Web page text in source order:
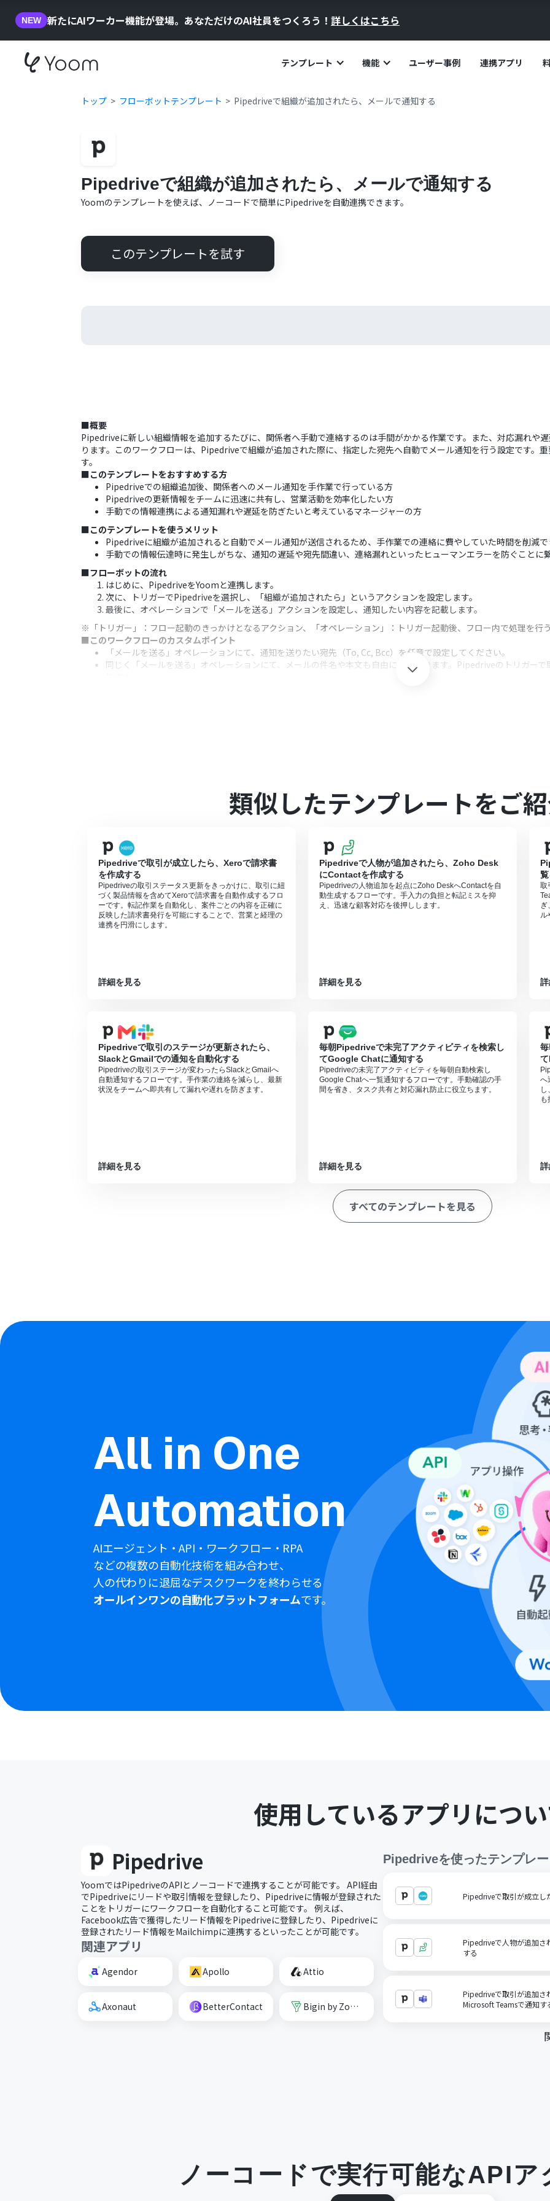
NEW 新たにAIワーカー機能が登場。あなただけのAI社員をつくろう！ 詳しくはこちら
テンプレート 機能 ユーザー事例 連携アプリ
トップ フローボットテンプレート Pipedriveで組織が追加されたら、メールで通知する
Pipedriveで組織が追加されたら、メールで通知する
Yoomのテンプレートを使えば、ノーコードで簡単にPipedriveを自動連携できます。
このテンプレートを試す
■概要
Pipedriveに新しい組織情報を追加するたびに、関係者へ手動で連絡するのは手間がかかる作業です。また、対応漏れや
ります。このワークフローは、Pipedriveで組織が追加された際に、指定した宛先へ自動でメール通知を行う設定です。
す。
■このテンプレートをおすすめする方
Pipedriveでの組織追加後、関係者へのメール通知を手作業で行っている方
Pipedriveの更新情報をチームに迅速に共有し、営業活動を効率化したい方
手動での情報連携による通知漏れや遅延を防ぎたいと考えているマネージャーの方
■このテンプレートを使うメリット
Pipedriveに組織が追加されると自動でメール通知が送信されるため、手作業での連絡に費やしていた時間を削減
手動での情報伝達時に発生しがちな、通知の遅延や宛先間違い、連絡漏れといったヒューマンエラーを防ぐことに
■フローボットの流れ
はじめに、PipedriveをYoomと連携します。
次に、トリガーでPipedriveを選択し、「組織が追加されたら」というアクションを設定します。
最後に、オペレーションで「メールを送る」アクションを設定し、通知したい内容を記載します。
※「トリガー」：フロー起動のきっかけとなるアクション、「オペレーション」：トリガー起動後、フロー内で処理を行
■このワークフローのカスタムポイント
「メールを送る」オペレーションにて、通知を送りたい宛先（To, Cc, Bcc）を任意で設定してください。
同じく「メールを送る」オペレーションにて、メールの件名や本文も自由に設定できます。Pipedriveのトリガー
類似したテンプレートをご
Pipedriveで取引が成立したら、Xeroで請求書
を作成する
Pipedriveの取引ステータス更新をきっかけに、取引に紐
づく製品情報を含めてXeroで請求書を自動作成するフロ
ーです。転記作業を自動化し、案件ごとの内容を正確に
反映した請求書発行を可能にすることで、営業と経理の
連携を円滑にします。
詳細を見る
Pipedriveで人物が追加されたら、Zoho Desk
にContactを作成する
Pipedriveの人物追加を起点にZoho DeskへContactを自
動生成するフローです。手入力の負担と転記ミスを抑
え、迅速な顧客対応を後押しします。
詳細を見る
取
ル
Pipedriveで取引のステージが更新されたら、
SlackとGmailでの通知を自動化する
Pipedriveの取引ステージが変わったらSlackとGmailへ
自動通知するフローです。手作業の連絡を減らし、最新
状況をチームへ即共有して漏れや遅れを防ぎます。
詳細を見る
毎朝Pipedriveで未完了アクティビティを検索し
てGoogle Chatに通知する
Pipedriveの未完了アクティビティを毎朝自動検索し
Google Chatへ一覧通知するフローです。手動確認の手
間を省き、タスク共有と対応漏れ防止に役立ちます。
詳細を見る
へ
も
すべてのテンプレートを見る
All in One
Automation
AIエージェント・API・ワークフロー・RPA
などの複数の自動化技術を組み合わせ、
人の代わりに退屈なデスクワークを終わらせる
オールインワンの自動化プラットフォームです。
使用しているアプリにつ
Pipedrive
YoomではPipedriveのAPIとノーコードで連携することが可能です。 API経由
でPipedriveにリードや取引情報を登録したり、Pipedriveに情報が登録された
ことをトリガーにワークフローを自動化すること可能です。 例えば、
Facebook広告で獲得したリード情報をPipedriveに登録したり、Pipedriveに
登録されたリード情報をMailchimpに連携するといったことが可能です。
関連アプリ
Agendor Apollo Attio
Axonaut BetterContact Bigin by Zoho CRM
Pipedriveを使ったテンプレ
Pipedriveで取引が成立し
Pipedriveで人物が追加
する
Pipedriveで取引が追加さ
Microsoft Teamsで通知す
ノーコードで実行可能なAPIア